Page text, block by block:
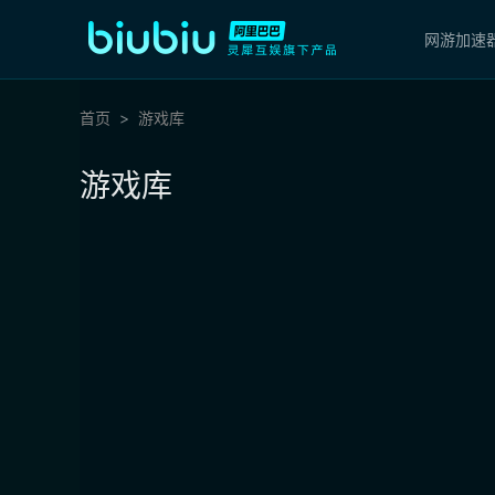
网游加速
首页 游戏库
游戏库